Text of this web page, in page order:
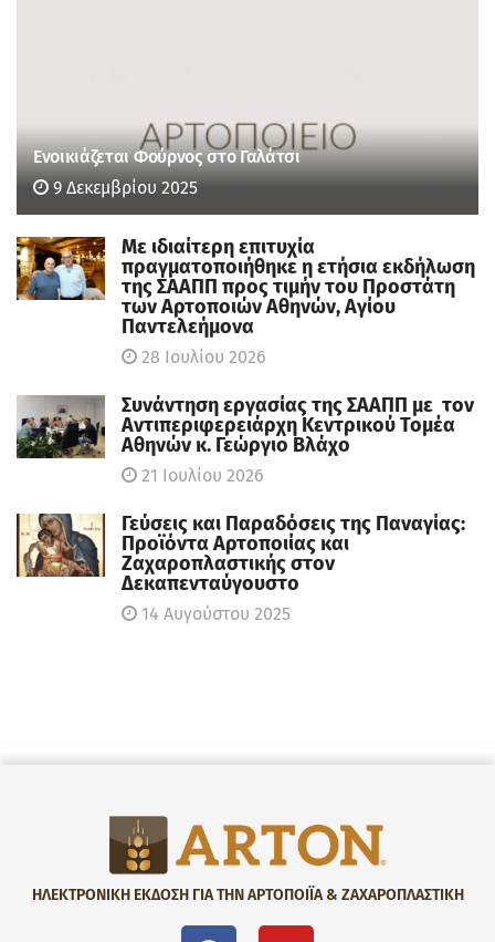
Ενοικιάζεται Φούρνος στο Γαλάτσι
9 Δεκεμβρίου 2025
Με ιδιαίτερη επιτυχία
πραγματοποιήθηκε η ετήσια εκδήλωση
της ΣΑΑΠΠ προς τιμήν του Προστάτη
των Αρτοποιών Αθηνών, Αγίου
Παντελεήμονα
28 Ιουλίου 2026
Συνάντηση εργασίας της ΣΑΑΠΠ με τον
Αντιπεριφερειάρχη Κεντρικού Τομέα
Αθηνών κ. Γεώργιο Βλάχο
21 Ιουλίου 2026
Γεύσεις και Παραδόσεις της Παναγίας:
Προϊόντα Αρτοποιίας και
Ζαχαροπλαστικής στον
Δεκαπενταύγουστο
14 Αυγούστου 2025
ΗΛΕΚΤΡΟΝΙΚΗ ΕΚΔΟΣΗ ΓΙΑ ΤΗΝ ΑΡΤΟΠΟΙΪΑ & ΖΑΧΑΡΟΠΛΑΣΤΙΚΗ